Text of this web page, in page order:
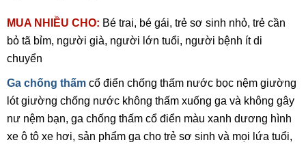
MUA NHIỀU CHO: Bé trai, bé gái, trẻ sơ sinh nhỏ, trẻ cần
bỏ tã bỉm, người già, người lớn tuổi, người bệnh ít di
chuyển
Ga chống thấm cổ điển chống thấm nước bọc nệm giường
lót giường chống nước không thấm xuống ga và không gây
nư nệm bạn, ga chống thấm cổ điển màu xanh dương hình
xe ô tô xe hơi, sản phẩm ga cho trẻ sơ sinh và mọi lứa tuổi,